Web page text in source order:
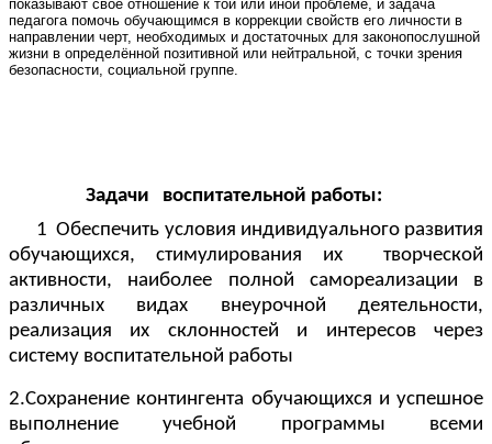
показывают своё отношение к той или иной проблеме, и задача
педагога помочь обучающимся в коррекции свойств его личности в
направлении черт, необходимых и достаточных для законопослушной
жизни в определённой позитивной или нейтральной, с точки зрения
безопасности, социальной группе.
Задачи воспитательной работы:
1 Обеспечить условия индивидуального развития
обучающихся, стимулирования их творческой
активности, наиболее полной самореализации в
различных видах внеурочной деятельности,
реализация их склонностей и интересов через
систему воспитательной работы
2.Сохранение контингента обучающихся и успешное
выполнение учебной программы всеми